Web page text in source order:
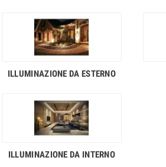
ILLUMINAZIONE DA ESTERNO
ILLUMINAZIONE DA INTERNO